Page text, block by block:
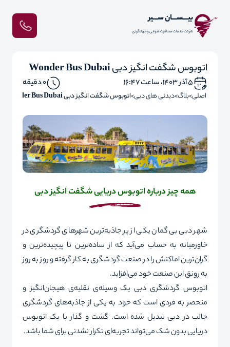
بیـــســـان ســـیر
شرکت خدمات مسافرت هوایی و جهانگردی
اتوبوس شگفت انگیز دبی Wonder Bus Dubai
۵ آذر ۱۴۰۳، ساعت ۱۶:۴۷ 0 دقیقه
صفحه اصلی بلاگ دیدنی های دبی اتوبوس شگفت انگیز دبی Wonder Bus Dubai
همه چیز درباره اتوبوس دریایی شگفت‌ انگیز دبی
شهر دبی بی گمان یکی از پر جاذبه‌ترین شهرهای گردشگری در
خاورمیانه به حساب می‌آید که از ساده‌ترین تا پیچیده‌ترین و
گران‌ترین اماکنش را در صنعت گردشگری به کار گرفته و روز به روز
به رونق این صنعت خود می‌افزاید.
اتوبوس گردشگری دبی یک وسیلهی نقلیه‌ی هیجان‌انگیز و
منحصر به فردی است که خود به یکی از جاذبه‌های گردشگری
جالب در دبی تبدیل شده است. گشت و گذار با یک اتوبوس
دریایی بدون شک می‌تواند تجربه‌ای تکرار نشدنی برای شما باشد.